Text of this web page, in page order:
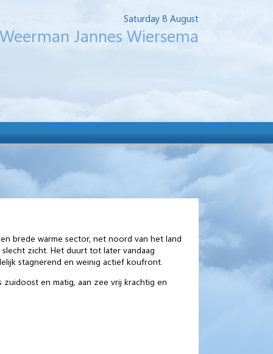
Saturday 8 August
Weerman Jannes Wiersema
brede warme sector, net noord van het land
zicht. Het duurt tot later vandaag
stagnerend en weinig actief koufront.
zuidoost en matig, aan zee vrij krachtig en